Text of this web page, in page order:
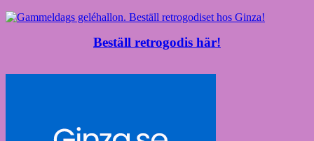
Beställ retrogodis här!